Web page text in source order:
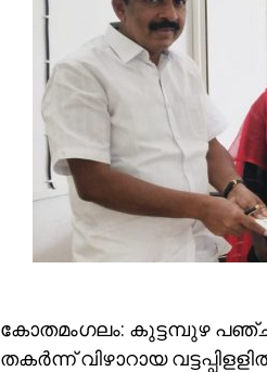
കോതമംഗലം: കുട്ടമ്പുഴ
തകര്‍ന്ന് വിഴാറായ